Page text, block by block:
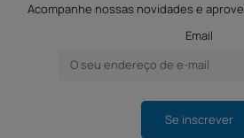
Acompanhe nossas novidades e
Email
Se inscrever